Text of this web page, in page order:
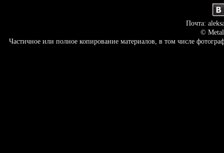
Почта:
©
Частичное или полное копирование материалов, в том числе